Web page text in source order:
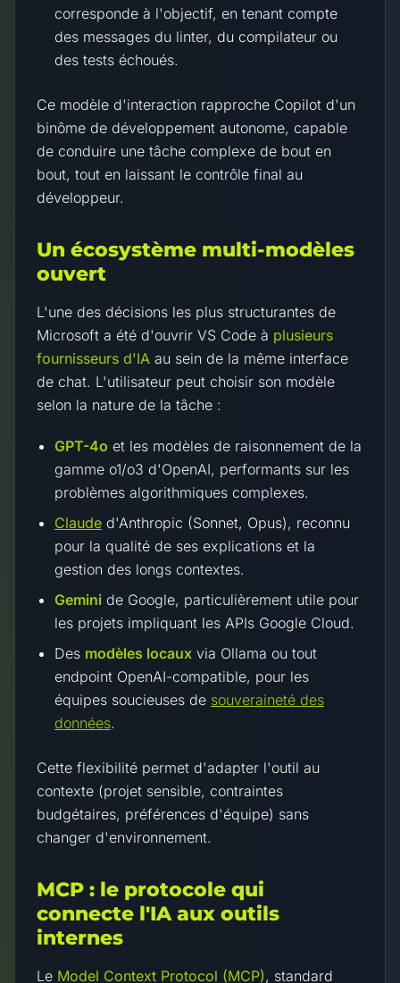
corresponde à l'objectif, en tenant compte
des messages du linter, du compilateur ou
des tests échoués.
Ce modèle d'interaction rapproche Copilot d'un
binôme de développement autonome, capable
de conduire une tâche complexe de bout en
bout, tout en laissant le contrôle final au
développeur.
Un écosystème multi-modèles
ouvert
L'une des décisions les plus structurantes de
Microsoft a été d'ouvrir VS Code à plusieurs
fournisseurs d'IA au sein de la même interface
de chat. L'utilisateur peut choisir son modèle
selon la nature de la tâche :
GPT-4o et les modèles de raisonnement de la
gamme o1/o3 d'OpenAI, performants sur les
problèmes algorithmiques complexes.
Claude d'Anthropic (Sonnet, Opus), reconnu
pour la qualité de ses explications et la
gestion des longs contextes.
Gemini de Google, particulièrement utile pour
les projets impliquant les APIs Google Cloud.
Des modèles locaux via Ollama ou tout
endpoint OpenAI-compatible, pour les
équipes soucieuses de souveraineté des
données.
Cette flexibilité permet d'adapter l'outil au
contexte (projet sensible, contraintes
budgétaires, préférences d'équipe) sans
changer d'environnement.
MCP : le protocole qui
connecte l'IA aux outils
internes
Le Model Context Protocol (MCP), standard